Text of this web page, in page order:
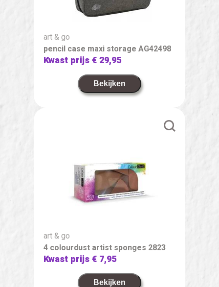
art & go
pencil case maxi storage AG42498
Kwast prijs€ 29,95
Bekijken
art & go
4 colourdust artist sponges 2823
Kwast prijs€ 7,95
Bekijken